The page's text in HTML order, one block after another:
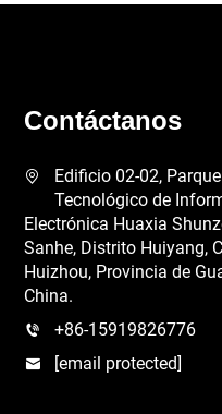
Contáctanos
Edificio 02-02, Parque
Tecnológico de
Electrónica Huaxia
Sanhe, Distrito Huiyang,
Huizhou, Provincia de
China.
+86-15919826776
[email protected]